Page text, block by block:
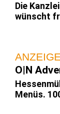
Die
wünscht
O|N
Menüs.